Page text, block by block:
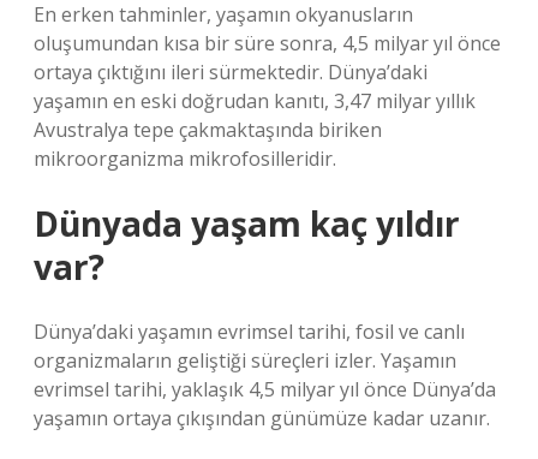
En erken tahminler, yaşamın okyanusların
oluşumundan kısa bir süre sonra, 4,5 milyar yıl önce
ortaya çıktığını ileri sürmektedir. Dünya’daki
yaşamın en eski doğrudan kanıtı, 3,47 milyar yıllık
Avustralya tepe çakmaktaşında biriken
mikroorganizma mikrofosilleridir.
Dünyada yaşam kaç yıldır
var?
Dünya’daki yaşamın evrimsel tarihi, fosil ve canlı
organizmaların geliştiği süreçleri izler. Yaşamın
evrimsel tarihi, yaklaşık 4,5 milyar yıl önce Dünya’da
yaşamın ortaya çıkışından günümüze kadar uzanır.